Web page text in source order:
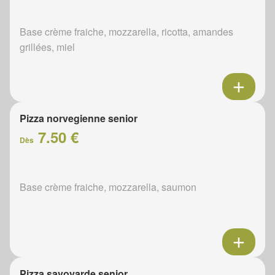
Base crème fraiche, mozzarella, ricotta, amandes
grillées, miel
Pizza norvegienne senior
Dès 7.50 €
Base crème fraiche, mozzarella, saumon